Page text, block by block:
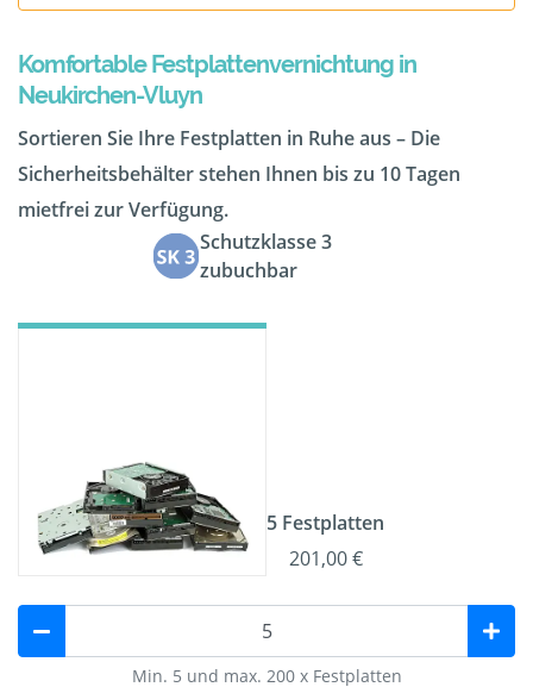
Komfortable Festplattenvernichtung in
Neukirchen-Vluyn
Sortieren Sie Ihre Festplatten in Ruhe aus – Die
Sicherheitsbehälter stehen Ihnen bis zu 10 Tagen
mietfrei zur Verfügung.
Schutzklasse 3
zubuchbar
5 Festplatten
201,00 €
Min. 5 und max. 200 x Festplatten